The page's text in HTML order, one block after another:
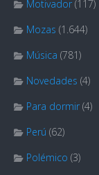
Motivador (117)
Mozas (1.644)
Música (781)
Novedades (4)
Para dormir (4)
Perú (62)
Polémico (3)